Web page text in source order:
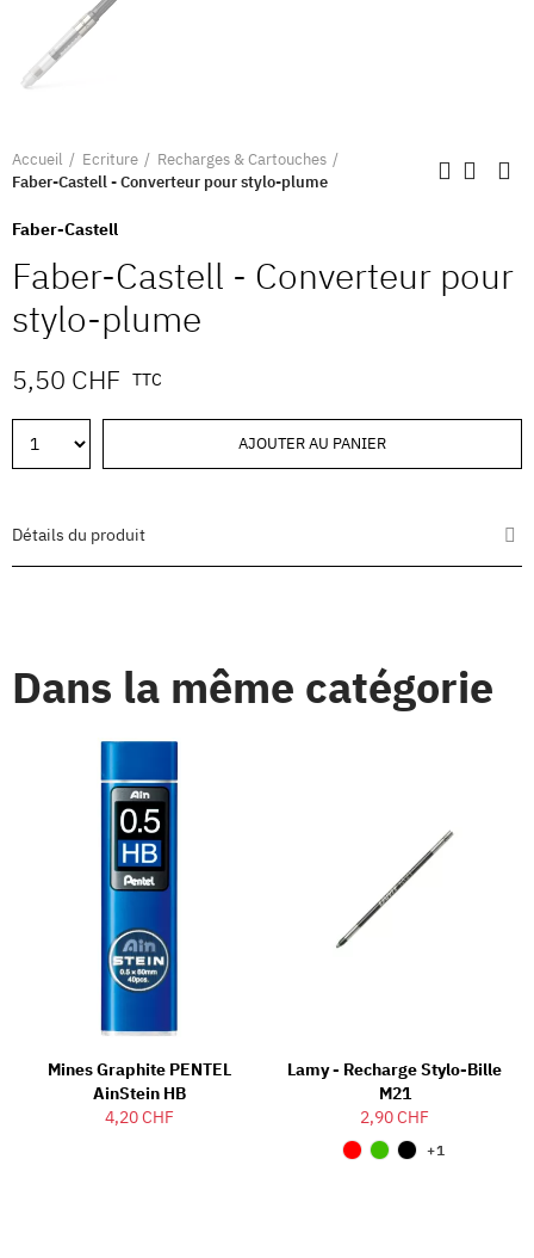
Accueil Ecriture
Recharges & Cartouches
Faber-Castell - Converteur pour stylo-plume
Faber-Castell
Faber-Castell - Converteur pour
stylo-plume
5,50 CHF TTC
AJOUTER AU PANIER
Détails du produit
Dans la même catégorie
Mines Graphite PENTEL
AinStein HB
4,20 CHF
Lamy - Recharge Stylo-Bille
M21
2,90 CHF
+1